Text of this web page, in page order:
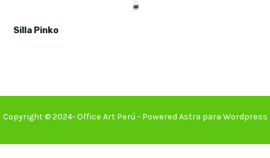
Silla Pinko
Copyright © 2024- Office Art Perú - Powered Astra para Wordpress